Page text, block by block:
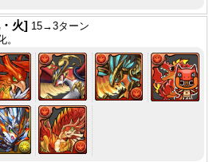
火] 15→3ターン
。